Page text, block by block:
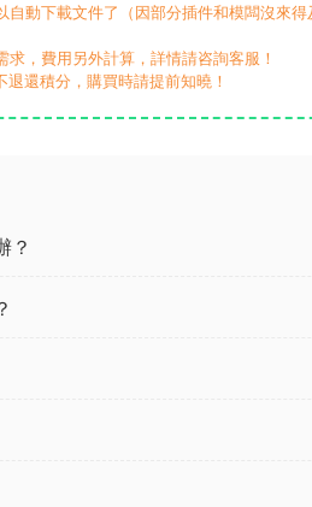
動下載文件了（因部分插件和模闆沒來
，費用另外計算，詳情請咨詢客服！
還積分，購買時請提前知曉！
？